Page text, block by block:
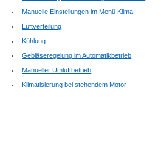
Manuelle Einstellungen im Menü Klima
Luftverteilung
Kühlung
Gebläseregelung im Automatikbetrieb
Manueller Umluftbetrieb
Klimatisierung bei stehendem Motor